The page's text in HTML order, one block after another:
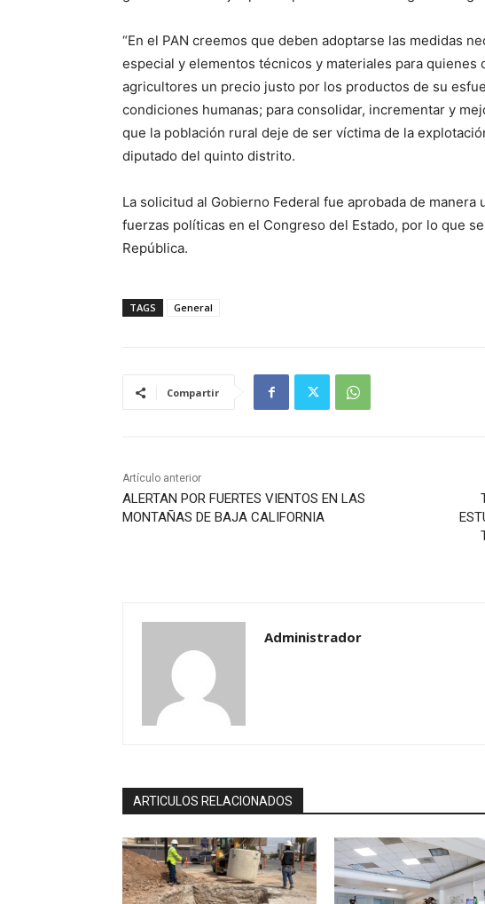
“En el PAN creemos que deben adoptarse las medidas
especial y elementos técnicos y materiales para quienes
agricultores un precio justo por los productos de su
condiciones humanas; para consolidar, incrementar y
que la población rural deje de ser víctima de la
diputado del quinto distrito.
La solicitud al Gobierno Federal fue aprobada de
fuerzas políticas en el Congreso del Estado, por lo que
República.
TAGS General
Compartir
Artículo anterior
ALERTAN POR FUERTES VIENTOS EN LAS
MONTAÑAS DE BAJA CALIFORNIA
Administrador
ARTICULOS RELACIONADOS